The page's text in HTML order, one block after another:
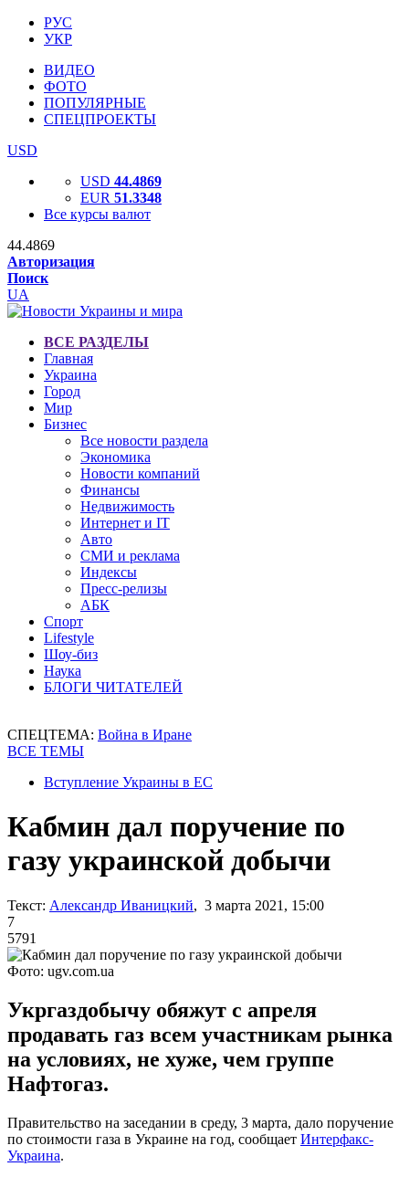
РУС
УКР
ВИДЕО
ФОТО
ПОПУЛЯРНЫЕ
СПЕЦПРОЕКТЫ
USD
USD 44.4869
EUR 51.3348
Все курсы валют
44.4869
Авторизация
Поиск
UA
ВСЕ РАЗДЕЛЫ
Главная
Украина
Город
Мир
Бизнес
Все новости раздела
Экономика
Новости компаний
Финансы
Недвижимость
Интернет и IT
Авто
СМИ и реклама
Индексы
Пресс-релизы
АБК
Спорт
Lifestyle
Шоу-биз
Наука
БЛОГИ ЧИТАТЕЛЕЙ
СПЕЦТЕМА: Война в Иране
ВСЕ ТЕМЫ
Вступление Украины в ЕС
Кабмин дал поручение по
газу украинской добычи
Текст: Александр Иваницкий, 3 марта 2021, 15:00
7
5791
Фото: ugv.com.ua
Укргаздобычу обяжут с апреля
продавать газ всем участникам рынка
на условиях, не хуже, чем группе
Нафтогаз.
Правительство на заседании в среду, 3 марта, дало поручение
по стоимости газа в Украине на год, сообщает Интерфакс-
Украина.